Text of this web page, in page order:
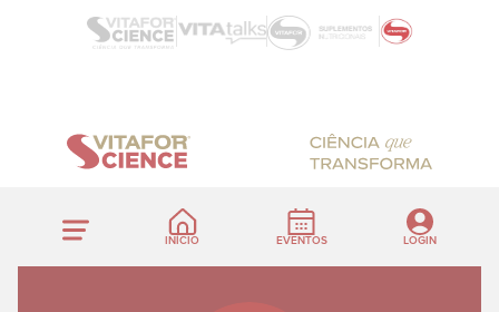
INÍCIO EVENTOS LOGIN